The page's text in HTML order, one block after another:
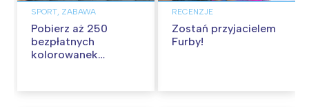
SPORT, ZABAWA
Pobierz aż 250
bezpłatnych
kolorowanek
RECENZJE
Zostań przyjacielem
Furby!